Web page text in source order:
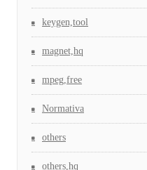
keygen,tool
magnet,hq
mpeg,free
Normativa
others
others,hq